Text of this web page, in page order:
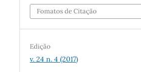
Fomatos de Citação
Edição
v. 24 n. 4 (2017)